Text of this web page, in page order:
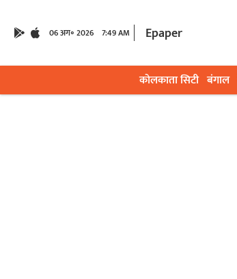
06 अग॰ 2026 7:49 AM Epaper
कोलकाता सिटी बंगाल